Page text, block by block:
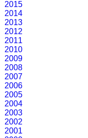
2015
2014
2013
2012
2011
2010
2009
2008
2007
2006
2005
2004
2003
2002
2001